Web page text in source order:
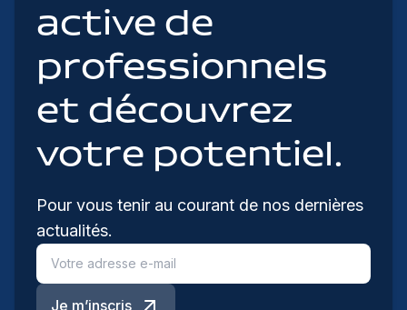
active de
professionnels
et découvrez
votre potentiel.
Pour vous tenir au courant de nos dernières
actualités.
Je m’inscris